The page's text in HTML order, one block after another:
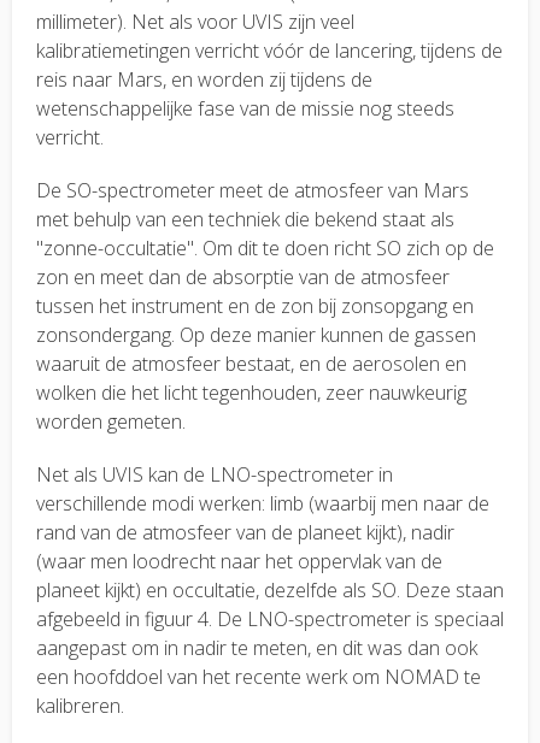
millimeter). Net als voor UVIS zijn veel
kalibratiemetingen verricht vóór de lancering, tijdens de
reis naar Mars, en worden zij tijdens de
wetenschappelijke fase van de missie nog steeds
verricht.
De SO-spectrometer meet de atmosfeer van Mars
met behulp van een techniek die bekend staat als
"zonne-occultatie". Om dit te doen richt SO zich op de
zon en meet dan de absorptie van de atmosfeer
tussen het instrument en de zon bij zonsopgang en
zonsondergang. Op deze manier kunnen de gassen
waaruit de atmosfeer bestaat, en de aerosolen en
wolken die het licht tegenhouden, zeer nauwkeurig
worden gemeten.
Net als UVIS kan de LNO-spectrometer in
verschillende modi werken: limb (waarbij men naar de
rand van de atmosfeer van de planeet kijkt), nadir
(waar men loodrecht naar het oppervlak van de
planeet kijkt) en occultatie, dezelfde als SO. Deze staan
afgebeeld in figuur 4. De LNO-spectrometer is speciaal
aangepast om in nadir te meten, en dit was dan ook
een hoofddoel van het recente werk om NOMAD te
kalibreren.